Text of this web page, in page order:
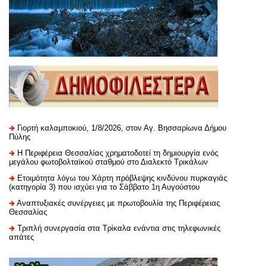
Γιορτή καλαμποκιού, 1/8/2026, στον Αγ. Βησσαρίωνα Δήμου
Πύλης
H Περιφέρεια Θεσσαλίας χρηματοδοτεί τη δημιουργία ενός
μεγάλου φωτοβολταϊκού σταθμού στο Διαλεκτό Τρικάλων
Ετοιμότητα λόγω του Χάρτη πρόβλεψης κινδύνου πυρκαγιάς
(κατηγορία 3) που ισχύει για το Σάββατο 1η Αυγούστου
Αναπτυξιακές συνέργειες με πρωτοβουλία της Περιφέρειας
Θεσσαλίας
Τριπλή συνεργασία στα Τρίκαλα ενάντια στις τηλεφωνικές
απάτες